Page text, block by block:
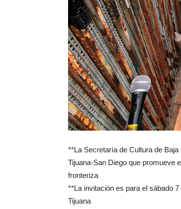
**La Secretaría de Cultura de
Tijuana-San Diego que promueve
fronteriza
**La invitación es para el sábado
Tijuana